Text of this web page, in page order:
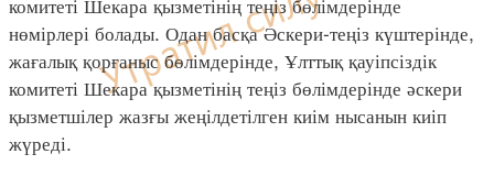
нөмірлері болады. Одан басқа Әскери-теңіз күштерінде,
жағалық қорғаныс бөлімдерінде, Ұлттық қауіпсіздік
комитеті Шекара қызметінің теңіз бөлімдерінде әскери
қызметшілер жазғы жеңілдетілген киім нысанын киіп
жүреді.